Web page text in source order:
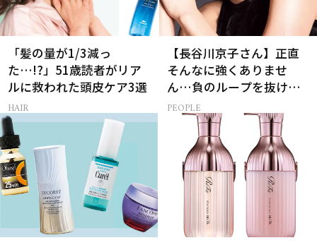
「髪の量が1/3減っ
た…!?」51歳読者がリア
ルに救われた頭皮ケア3選
HAIR
【長谷川京子さん】正直
そんなに強くありませ
ん…負のループを抜ける
15分の習慣とは?
PEOPLE